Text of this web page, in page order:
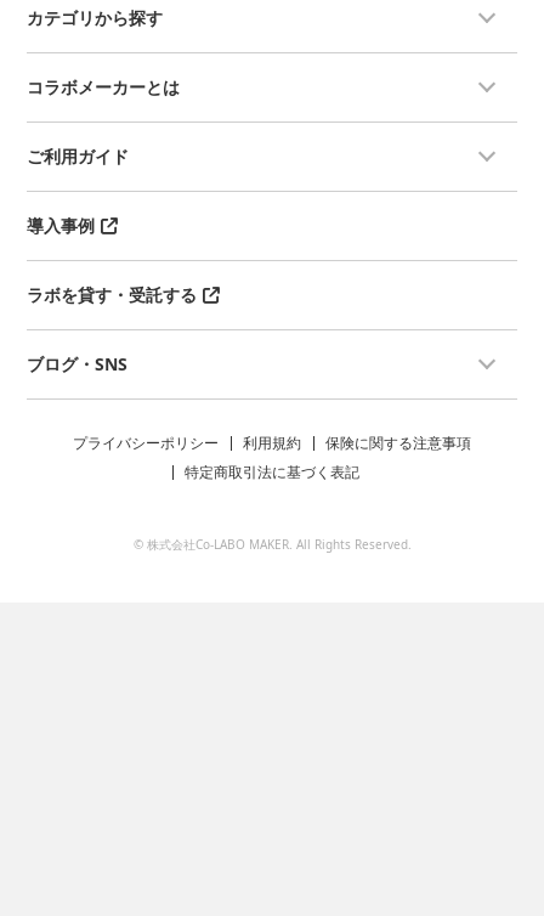
カテゴリから探す
コラボメーカーとは
ご利用ガイド
導入事例
ラボを貸す・受託する
ブログ・SNS
プライバシーポリシー 利用規約
保険に関する注意事項
特定商取引法に基づく表記
© 株式会社Co-LABO MAKER. All Rights Reserved.